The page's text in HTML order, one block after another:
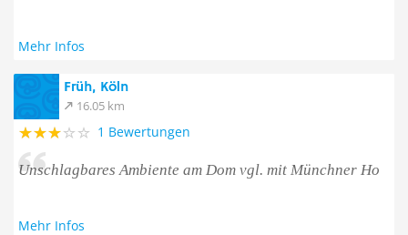
Mehr Infos
Früh, Köln
16.05 km
1 Bewertungen
Unschlagbares Ambiente am Dom vgl. mit Münchner Ho
Mehr Infos